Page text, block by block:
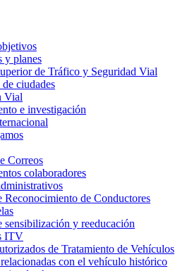
y planes
de Tráfico y Seguridad Vial
ciudades
Vial
e investigación
Correos
colaboradores
Reconocimiento de Conductores
sensibilización y reeducación
ITV
de Tratamiento de Vehículos
con el vehículo histórico